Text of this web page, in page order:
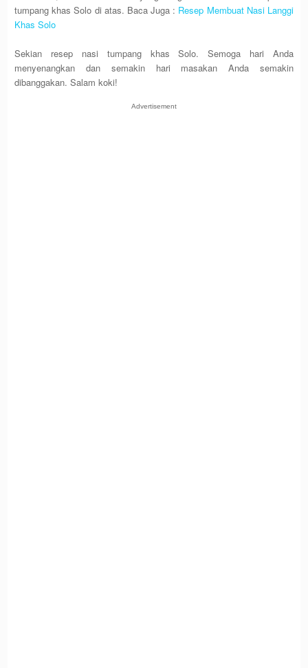
tumpang khas Solo di atas. Baca Juga : Resep Membuat Nasi Langgi
Khas Solo
Sekian resep nasi tumpang khas Solo. Semoga hari Anda
menyenangkan dan semakin hari masakan Anda semakin
dibanggakan. Salam koki!
Advertisement